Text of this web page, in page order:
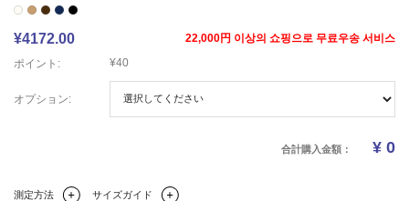
¥4172.00
22,000円 이상의 쇼핑으로 무료우송 서비스
ポイント:
¥40
オプション:
合計購入金額： ¥ 0
測定方法 サイズガイド